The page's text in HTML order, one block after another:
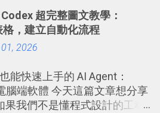
？我的 Trello GTD 方法範例看
心情，二方面事後就是最好的
之一。 自訂地圖還能跟朋友共
讓彼此都能在手機上查看這次
有一項很實用的設定是新增
是可以 事先審查 朋友「標籤
容，決定要不要讓其他朋友看
的訊息中，或是想把你標籤在
裡，現在你都多了一個「事先
機制，可以決定這些你被標籤
超完整圖文教學：
，建立自動化流程
2026
能快速上手的 AI Agent：
腦端軟體 今天這篇文章想分享
果我們不是懂程式設計的工程